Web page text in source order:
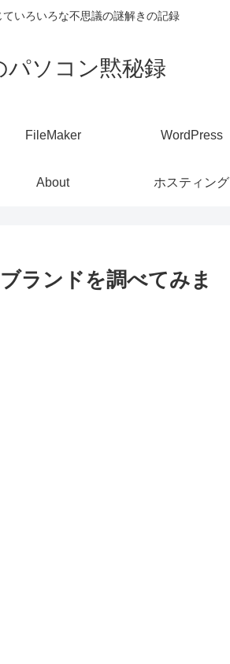
いろいろな不思議の謎解きの記録
パソコン黙秘録
FileMaker WordPress
About ホスティング
ランドを調べてみま